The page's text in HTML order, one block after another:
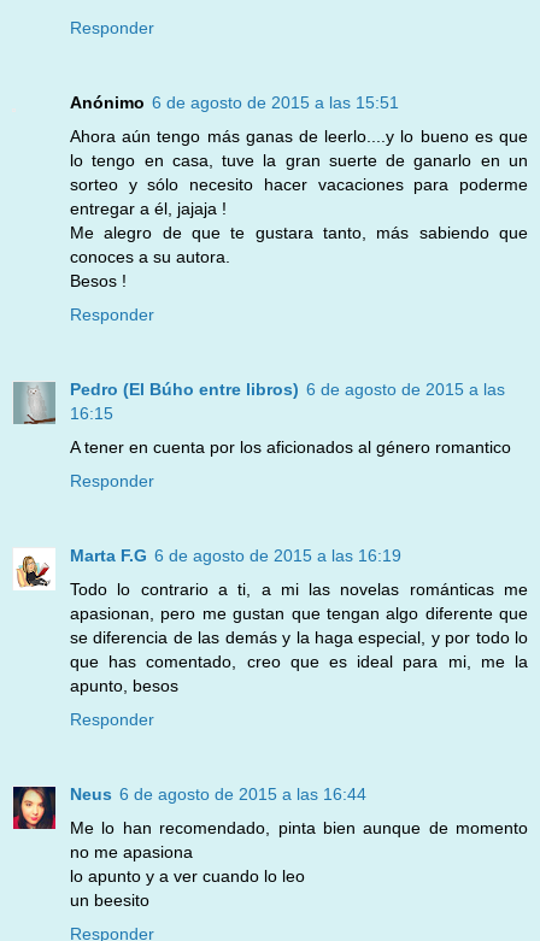
Responder
Anónimo 6 de agosto de 2015 a las 15:51
Ahora aún tengo más ganas de leerlo....y lo bueno es que
lo tengo en casa, tuve la gran suerte de ganarlo en un
sorteo y sólo necesito hacer vacaciones para poderme
entregar a él, jajaja !
Me alegro de que te gustara tanto, más sabiendo que
conoces a su autora.
Besos !
Responder
Pedro (El Búho entre libros) 6 de agosto de 2015 a las
16:15
A tener en cuenta por los aficionados al género romantico
Responder
Marta F.G 6 de agosto de 2015 a las 16:19
Todo lo contrario a ti, a mi las novelas románticas me
apasionan, pero me gustan que tengan algo diferente que
se diferencia de las demás y la haga especial, y por todo lo
que has comentado, creo que es ideal para mi, me la
apunto, besos
Responder
Neus 6 de agosto de 2015 a las 16:44
Me lo han recomendado, pinta bien aunque de momento
no me apasiona
lo apunto y a ver cuando lo leo
un beesito
Responder